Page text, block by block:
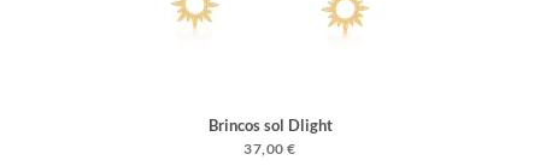
Brincos sol Dlight
37,00 €